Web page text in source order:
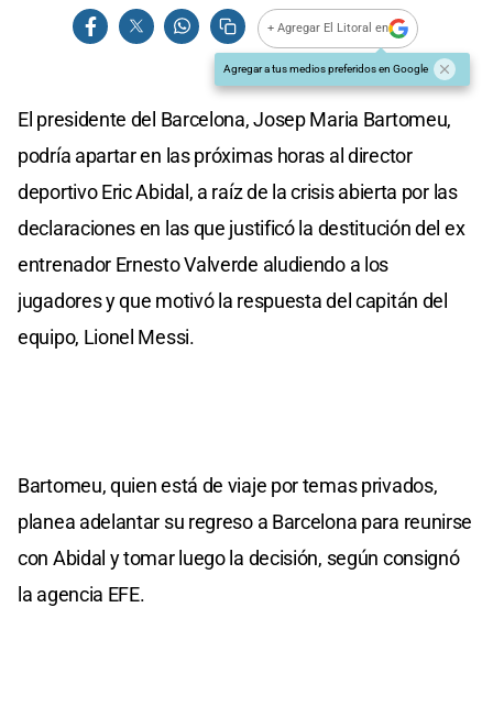
+ Agregar El Litoral en
Agregar a tus medios preferidos en Google
El presidente del Barcelona, Josep Maria Bartomeu,
podría apartar en las próximas horas al director
deportivo Eric Abidal, a raíz de la crisis abierta por las
declaraciones en las que justificó la destitución del ex
entrenador Ernesto Valverde aludiendo a los
jugadores y que motivó la respuesta del capitán del
equipo, Lionel Messi.
Bartomeu, quien está de viaje por temas privados,
planea adelantar su regreso a Barcelona para reunirse
con Abidal y tomar luego la decisión, según consignó
la agencia EFE.